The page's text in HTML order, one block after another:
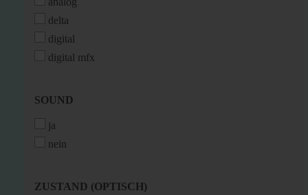
delta
digital
digital mfx
SOUND
SOUND
ja
nein
ZUSTAND
ZUSTAND (OPTISCH)